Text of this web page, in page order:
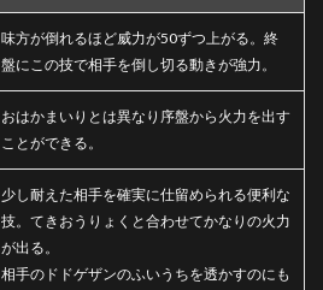
味方が倒れるほど威力が50ずつ上がる。終
盤にこの技で相手を倒し切る動きが強力。
おはかまいりとは異なり序盤から火力を出す
ことができる。
少し耐えた相手を確実に仕留められる便利な
技。てきおうりょくと合わせてかなりの火力
が出る。
相手のドドゲザンのふいうちを透かすのにも